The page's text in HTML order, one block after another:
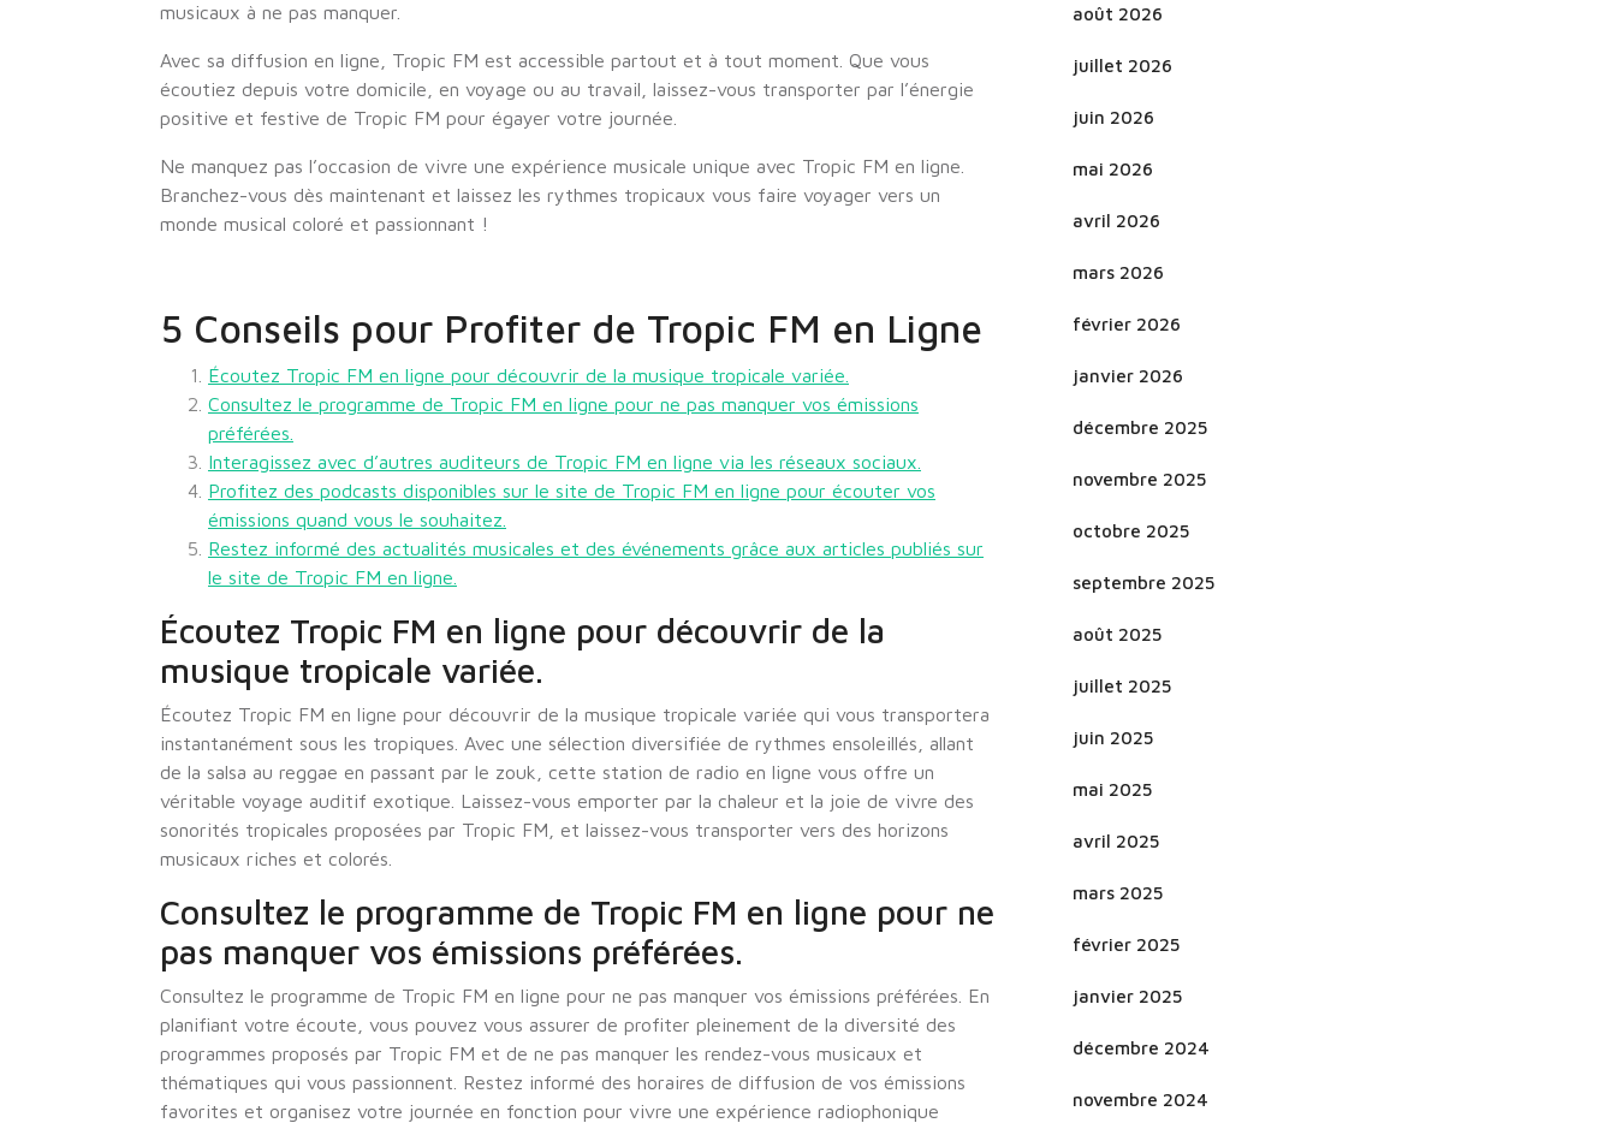
musicaux à ne pas manquer.
Avec sa diffusion en ligne, Tropic FM est accessible partout et à tout moment. Que vous
écoutiez depuis votre domicile, en voyage ou au travail, laissez-vous transporter par l’énergie
positive et festive de Tropic FM pour égayer votre journée.
Ne manquez pas l’occasion de vivre une expérience musicale unique avec Tropic FM en ligne.
Branchez-vous dès maintenant et laissez les rythmes tropicaux vous faire voyager vers un
monde musical coloré et passionnant !
5 Conseils pour Profiter de Tropic FM en Ligne
Écoutez Tropic FM en ligne pour découvrir de la musique tropicale variée.
Consultez le programme de Tropic FM en ligne pour ne pas manquer vos émissions
préférées.
Interagissez avec d’autres auditeurs de Tropic FM en ligne via les réseaux sociaux.
Profitez des podcasts disponibles sur le site de Tropic FM en ligne pour écouter vos
émissions quand vous le souhaitez.
Restez informé des actualités musicales et des événements grâce aux articles publiés sur
le site de Tropic FM en ligne.
Écoutez Tropic FM en ligne pour découvrir de la
musique tropicale variée.
Écoutez Tropic FM en ligne pour découvrir de la musique tropicale variée qui vous transportera
instantanément sous les tropiques. Avec une sélection diversifiée de rythmes ensoleillés, allant
de la salsa au reggae en passant par le zouk, cette station de radio en ligne vous offre un
véritable voyage auditif exotique. Laissez-vous emporter par la chaleur et la joie de vivre des
sonorités tropicales proposées par Tropic FM, et laissez-vous transporter vers des horizons
musicaux riches et colorés.
Consultez le programme de Tropic FM en ligne pour ne
pas manquer vos émissions préférées.
Consultez le programme de Tropic FM en ligne pour ne pas manquer vos émissions préférées. En
planifiant votre écoute, vous pouvez vous assurer de profiter pleinement de la diversité des
programmes proposés par Tropic FM et de ne pas manquer les rendez-vous musicaux et
thématiques qui vous passionnent. Restez informé des horaires de diffusion de vos émissions
favorites et organisez votre journée en fonction pour vivre une expérience radiophonique
août 2026
juillet 2026
juin 2026
mai 2026
avril 2026
mars 2026
février 2026
janvier 2026
décembre 2025
novembre 2025
octobre 2025
septembre 2025
août 2025
juillet 2025
juin 2025
mai 2025
avril 2025
mars 2025
février 2025
janvier 2025
décembre 2024
novembre 2024